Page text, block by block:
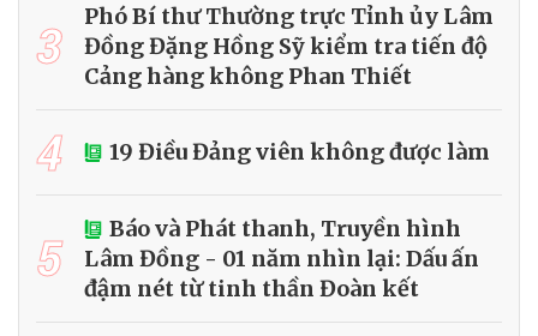
3
Phó Bí thư Thường trực Tỉnh ủy Lâm
Đồng Đặng Hồng Sỹ kiểm tra tiến độ
Cảng hàng không Phan Thiết
4 19 Điều Đảng viên không được làm
5
Báo và Phát thanh, Truyền hình
Lâm Đồng - 01 năm nhìn lại: Dấu ấn
đậm nét từ tinh thần Đoàn kết